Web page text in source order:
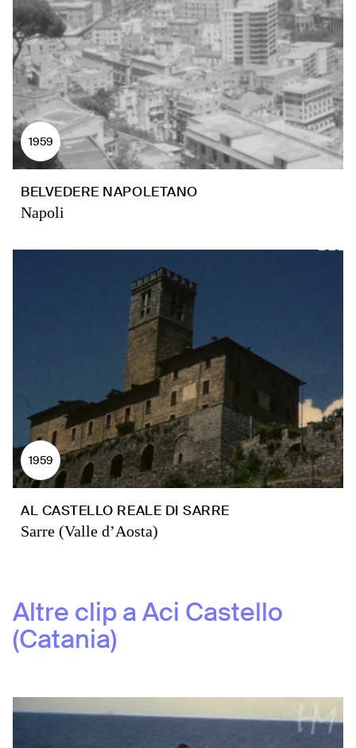
1959
BELVEDERE NAPOLETANO
Napoli
1959
AL CASTELLO REALE DI SARRE
Sarre (Valle d’Aosta)
Altre clip aAci Castello
(Catania)